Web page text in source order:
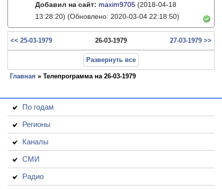
Добавил на сайт: maxim9705 (2018-04-18
13:28:20) (Обновлено: 2020-03-04 22:18:50)
<< 25-03-1979 26-03-1979 27-03-1979 >>
Развернуть все
Главная » Телепрограмма на 26-03-1979
По годам
Регионы
Каналы
СМИ
Радио